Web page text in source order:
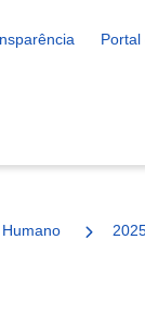
Portal